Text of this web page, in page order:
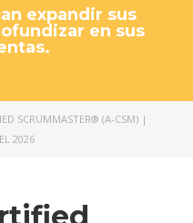
expandir sus
en sus
SCRUMMASTER® (A-CSM) |
2026